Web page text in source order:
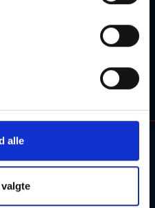
alle
form (fx. "engelsk" i
arrangementer og
udbydende skoler.